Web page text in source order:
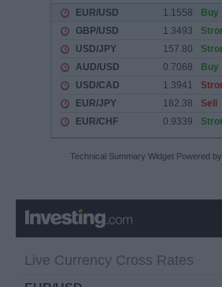
Technical Summary Widget Powered by